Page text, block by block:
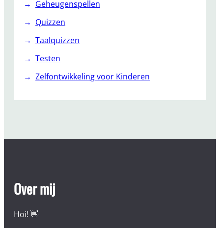
Geheugenspellen
Quizzen
Taalquizzen
Testen
Zelfontwikkeling voor Kinderen
Over mij
Hoi! 👋